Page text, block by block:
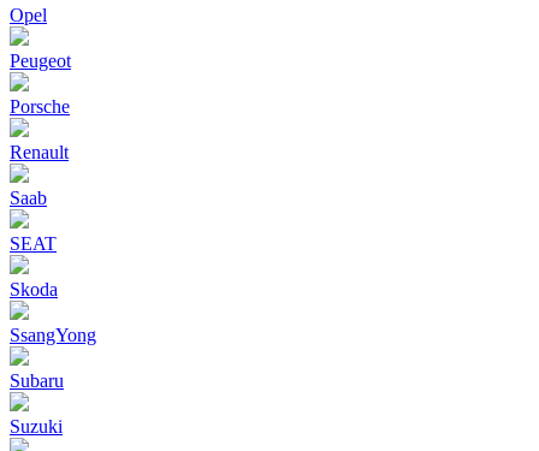
Opel
Peugeot
Porsche
Renault
Saab
SEAT
Skoda
SsangYong
Subaru
Suzuki